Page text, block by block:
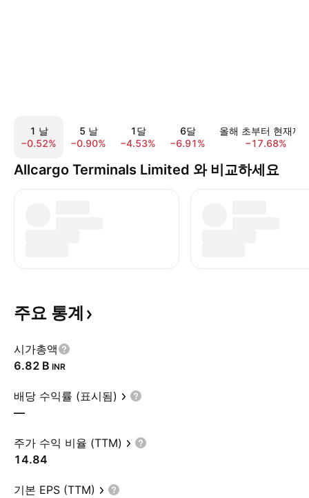
1 날
−0.52%
5 날
−0.90%
1달
−4.53%
6달
−6.91%
올해 초부터 현재까
−17.68%
Allcargo Terminals Limited 와 비교하세요
주요 통계
시가총액
‪6.82 B‬ INR
배당 수익률 (표시됨)
—
주가 수익 비율 (TTM)
14.84
기본 EPS (TTM)